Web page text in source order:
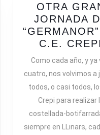
OTRA
JORNADA
C.E. CREPI
Como cada año, y ya
cuatro, nos volvimos a
todos, o casi todos,
Crepi para realizar
costellada-
siempre en LLinars,